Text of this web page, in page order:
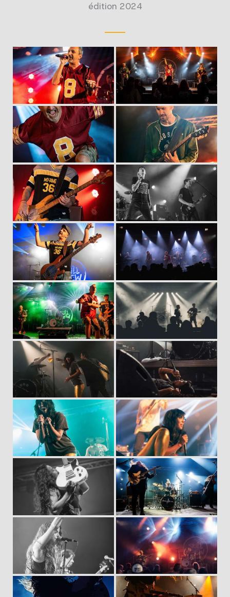
édition 2024